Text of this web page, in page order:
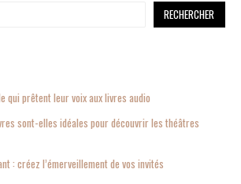
RECHERCHER
qui prêtent leur voix aux livres audio
sont-elles idéales pour découvrir les théâtres
: créez l’émerveillement de vos invités